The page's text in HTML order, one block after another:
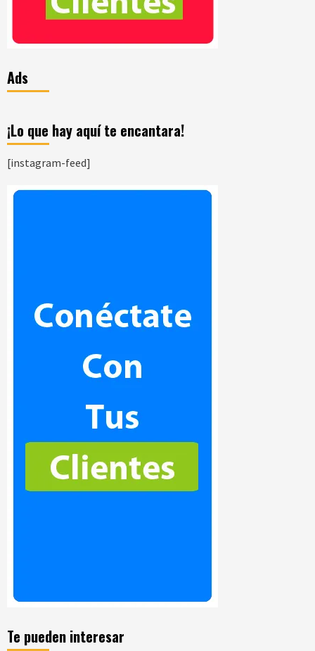
Ads
¡Lo que hay aquí te encantara!
[instagram-feed]
Te pueden interesar